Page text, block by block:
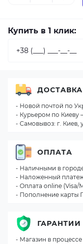
Купить в 1 клик:
ДОСТАВКА
- Новой почтой по
- Курьером по Киеву
- Самовывоз: г. Киев,
ОПЛАТА
- Наличными в
- Наложенный
- Оплата online (Visa/
- Пополнение карты
ГАРАНТИИ
- Магазин в